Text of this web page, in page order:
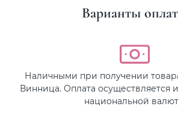
Варианты
Наличными при получении
Винница. Оплата осуществляется
национальной